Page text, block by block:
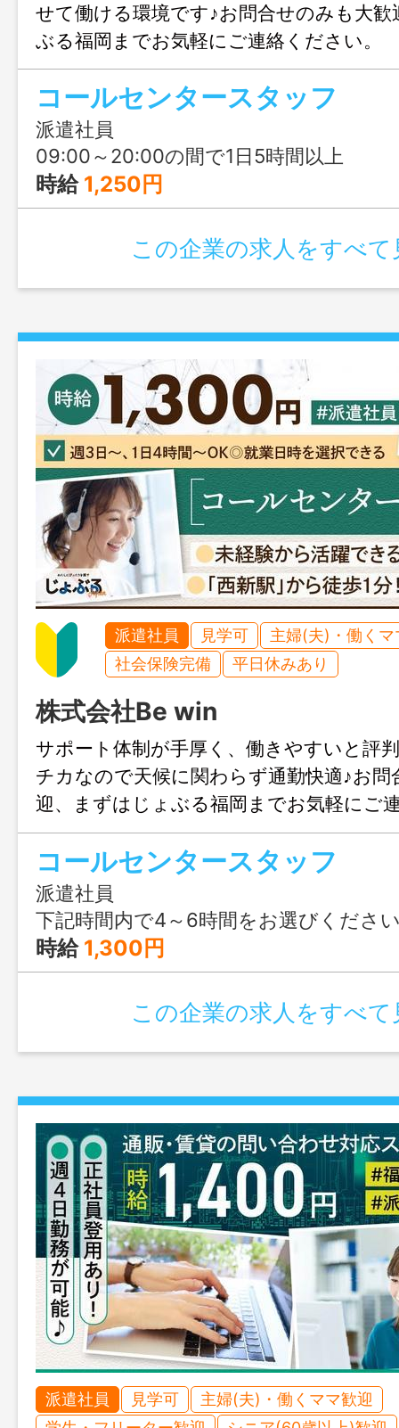
せて働ける環境です♪お問合せのみも大
ぶる福岡までお気軽にご連絡ください。
コールセンタースタッフ
派遣社員
09:00～20:00の間で1日5時間以上
時給 1,250円
この企業の求人をすべて
派遣社員 見学可
主婦(夫)・働くマ
社会保険完備
平日休みあり
株式会社Be win
サポート体制が手厚く、働きやすいと評
チカなので天候に関わらず通勤快適♪お問
迎、まずはじょぶる福岡までお気軽にご
コールセンタースタッフ
派遣社員
下記時間内で4～6時間をお選びください！ ※曜日ごとに出勤時間の相談可 ※週3日以下の勤務も出来ます！お気軽にご相談ください♪ 【コールセンターの
時給 1,300円
この企業の求人をすべて
派遣社員 見学可
主婦(夫)・働くママ歓迎